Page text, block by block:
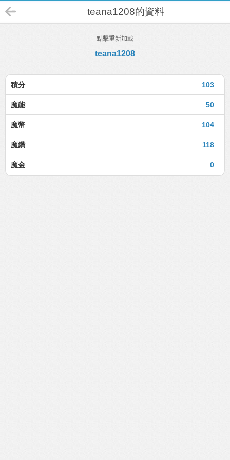
teana1208的資料
點擊重新加載
teana1208
103
積分
50
魔能
104
魔幣
118
魔鑽
0
魔金